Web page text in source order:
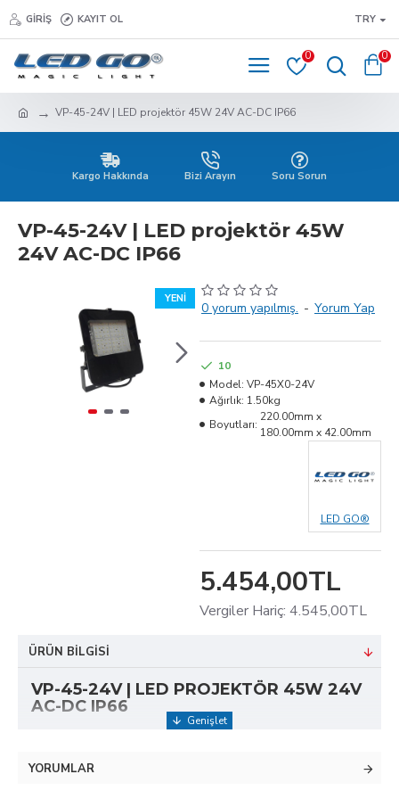
GIRIŞ KAYIT OL TRY
0 0
VP-45-24V | LED projektör 45W 24V AC-DC IP66
Kargo Hakkında Bizi Arayın Soru Sorun
VP-45-24V | LED projektör 45W
24V AC-DC IP66
YENI
0 yorum yapılmış. - Yorum Yap
5.454,00TL
Vergiler Hariç: 4.545,00TL
10
Model: VP-45X0-24V
Ağırlık: 1.50kg
Boyutları:
220.00mm x
180.00mm x 42.00mm
LED GO®
ÜRÜN BILGISI
VP-45-24V | LED PROJEKTÖR 45W 24V
AC-DC IP66
edilmiş Aydınlatma gücünü birleştiren klasikleşmiş bir
YORUMLAR